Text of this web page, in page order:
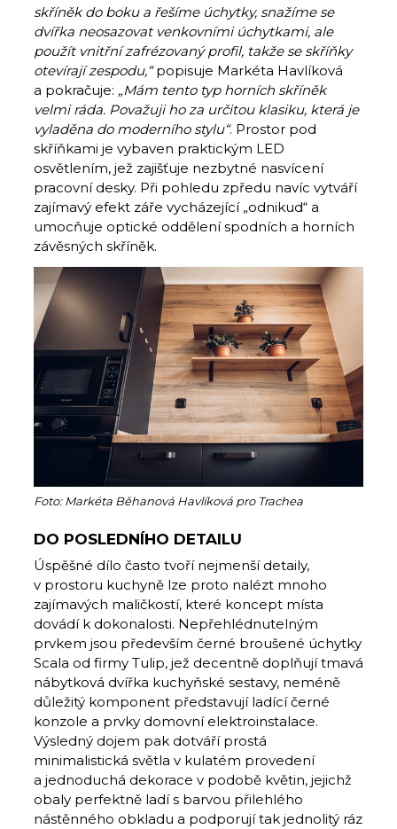
skříněk do boku a řešíme úchytky, snažíme se
dvířka neosazovat venkovními úchytkami, ale
použít vnitřní zafrézovaný profil, takže se skříňky
otevírají zespodu,“popisuje Markéta Havlíková
a pokračuje: „Mám tento typ horních skříněk
velmi ráda. Považuji ho za určitou klasiku, která je
vyladěna do moderního stylu“. Prostor pod
skříňkami je vybaven praktickým LED
osvětlením, jež zajišťuje nezbytné nasvícení
pracovní desky. Při pohledu zpředu navíc vytváří
zajímavý efekt záře vycházející „odnikud“ a
umocňuje optické oddělení spodních a horních
závěsných skříněk.
Foto: Markéta Běhanová Havlíková pro Trachea
DO POSLEDNÍHO DETAILU
Úspěšné dílo často tvoří nejmenší detaily,
v prostoru kuchyně lze proto nalézt mnoho
zajímavých maličkostí, které koncept místa
dovádí k dokonalosti. Nepřehlédnutelným
prvkem jsou především černé broušené úchytky
Scala od firmy Tulip, jež decentně doplňují tmavá
nábytková dvířka kuchyňské sestavy, neméně
důležitý komponent představují ladící černé
konzole a prvky domovní elektroinstalace.
Výsledný dojem pak dotváří prostá
minimalistická světla v kulatém provedení
a jednoduchá dekorace v podobě květin, jejichž
obaly perfektně ladí s barvou přilehlého
nástěnného obkladu a podporují tak jednolitý ráz